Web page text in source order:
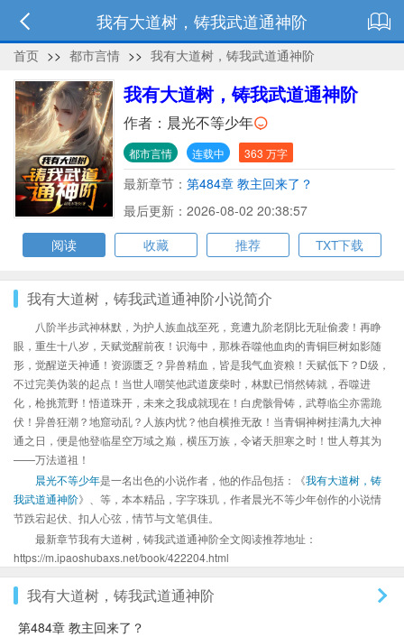
我有大道树，铸我武道通神阶
首页 >> 都市言情 >> 我有大道树，铸我武道通神阶
我有大道树，铸我武道通神阶
作者： 晨光不等少年
都市言情 连载中 363 万字
最新章节： 第484章 教主回来了？
最后更新：2026-08-02 20:38:57
阅读
收藏 推荐 TXT下载
我有大道树，铸我武道通神阶小说简介
八阶半步武神林默，为护人族血战至死，竟遭九阶老阴比无耻偷袭！再睁
眼，重生十八岁，天赋觉醒前夜！识海中，那株吞噬他血肉的青铜巨树如影随
形，觉醒逆天神通！资源匮乏？异兽精血，皆是我气血资粮！天赋低下？D级，
不过完美伪装的起点！当世人嘲笑他武道废柴时，林默已悄然铸就，吞噬进
化，枪挑荒野！悟道珠开，未来之我成就现在！白虎骸骨铸，武尊临尘亦需跪
伏！异兽狂潮？地窟动乱？人族内忧？他自横推无敌！当青铜神树挂满九大神
通之日，便是他登临星空万域之巅，横压万族，令诸天胆寒之时！世人尊其为
——万法道祖！
晨光不等少年是一名出色的小说作者，他的作品包括：《我有大道树，铸
我武道通神阶》、等，本本精品，字字珠玑，作者晨光不等少年创作的小说情
节跌宕起伏、扣人心弦，情节与文笔俱佳。
最新章节我有大道树，铸我武道通神阶全文阅读推荐地址：
https://m.ipaoshubaxs.net/book/422204.html
我有大道树，铸我武道通神阶
第484章 教主回来了？